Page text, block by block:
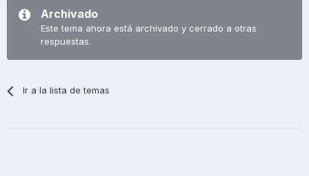
Archivado
Este tema ahora está archivado y cerrado a otras
respuestas.
Ir a la lista de temas